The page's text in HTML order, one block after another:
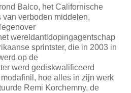
Balco, het Californische
van verboden middelen,
wereldantidopingagentschap
sprintster, die in 2003 in
op de
werd gediskwalificeerd
hoe alles in zijn werk
Remi Korchemny, de